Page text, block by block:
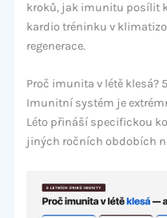
kroků, jak imunitu posílit
kardio tréninku v
regenerace.
Proč imunita v létě klesá?
Imunitní systém je
Léto přináší specifickou
jiných ročních obdobích